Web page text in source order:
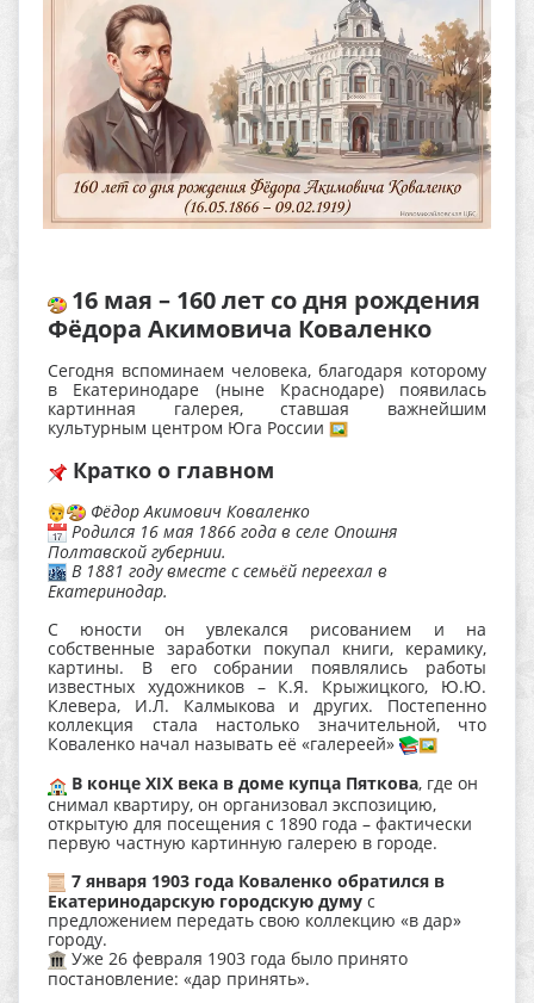
16 мая – 160 лет со дня рождения
Фёдора Акимовича Коваленко
Сегодня вспоминаем человека, благодаря которому
в Екатеринодаре (ныне Краснодаре) появилась
картинная галерея, ставшая важнейшим
культурным центром Юга России
Кратко о главном
Фёдор Акимович Коваленко
Родился 16 мая 1866 года в селе Опошня
Полтавской губернии.
В 1881 году вместе с семьёй переехал в
Екатеринодар.
С юности он увлекался рисованием и на
собственные заработки покупал книги, керамику,
картины. В его собрании появлялись работы
известных художников – К.Я. Крыжицкого, Ю.Ю.
Клевера, И.Л. Калмыкова и других. Постепенно
коллекция стала настолько значительной, что
Коваленко начал называть её «галереей»
В конце XIX века в доме купца Пяткова, где он
снимал квартиру, он организовал экспозицию,
открытую для посещения с 1890 года – фактически
первую частную картинную галерею в городе.
7 января 1903 года Коваленко обратился в
Екатеринодарскую городскую думу с
предложением передать свою коллекцию «в дар»
городу.
Уже 26 февраля 1903 года было принято
постановление: «дар принять».